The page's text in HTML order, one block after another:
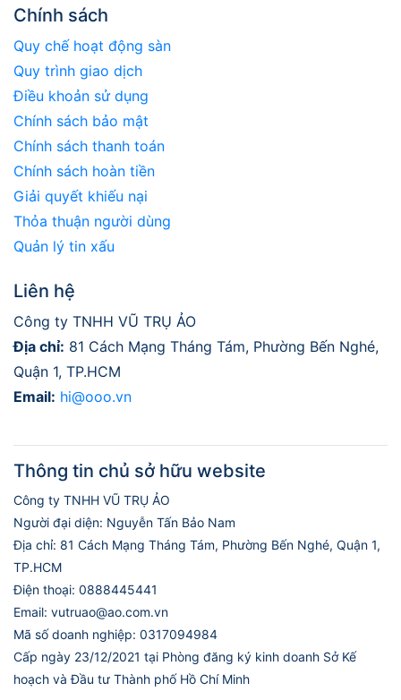
Chính sách
Quy chế hoạt động sàn
Quy trình giao dịch
Điều khoản sử dụng
Chính sách bảo mật
Chính sách thanh toán
Chính sách hoàn tiền
Giải quyết khiếu nại
Thỏa thuận người dùng
Quản lý tin xấu
Liên hệ
Công ty TNHH VŨ TRỤ ẢO
Địa chỉ: 81 Cách Mạng Tháng Tám, Phường Bến Nghé,
Quận 1, TP.HCM
Email: hi@ooo.vn
Thông tin chủ sở hữu website
Công ty TNHH VŨ TRỤ ẢO
Người đại diện: Nguyễn Tấn Bảo Nam
Địa chỉ: 81 Cách Mạng Tháng Tám, Phường Bến Nghé, Quận 1,
TP.HCM
Điện thoại: 0888445441
Email: vutruao@ao.com.vn
Mã số doanh nghiệp: 0317094984
Cấp ngày 23/12/2021 tại Phòng đăng ký kinh doanh Sở Kế
hoạch và Đầu tư Thành phố Hồ Chí Minh